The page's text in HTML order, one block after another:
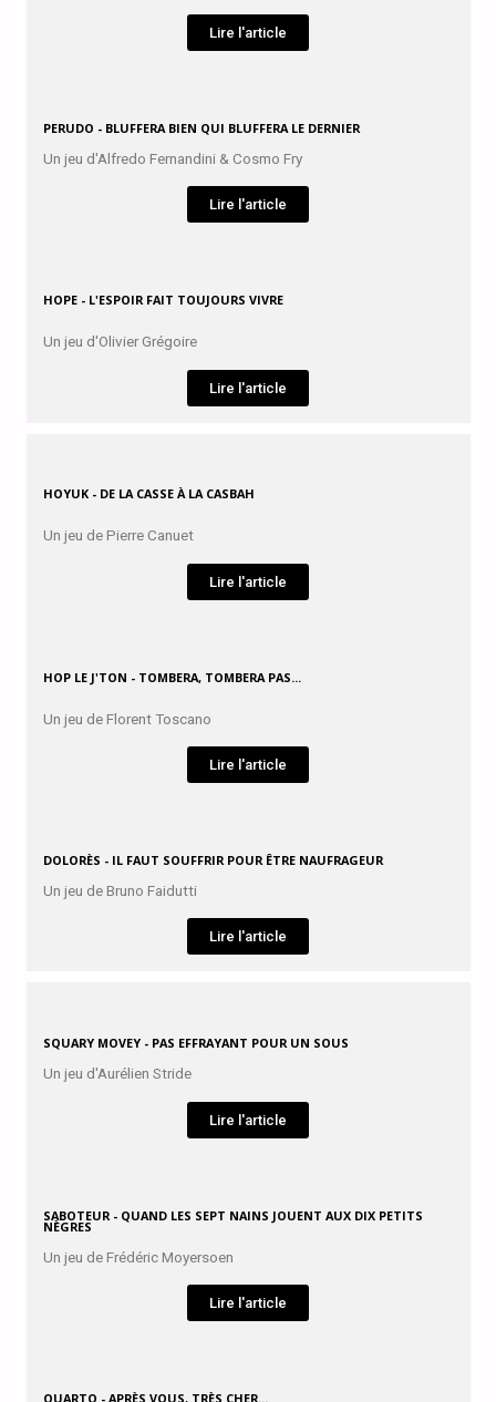
Lire l'article
PERUDO - BLUFFERA BIEN QUI BLUFFERA LE DERNIER
Un jeu d'Alfredo Fernandini & Cosmo Fry
Lire l'article
HOPE - L'ESPOIR FAIT TOUJOURS VIVRE
Un jeu d'Olivier Grégoire
Lire l'article
HOYUK - DE LA CASSE À LA CASBAH
Un jeu de Pierre Canuet
Lire l'article
HOP LE J'TON - TOMBERA, TOMBERA PAS...
Un jeu de Florent Toscano
Lire l'article
DOLORÈS - IL FAUT SOUFFRIR POUR ÊTRE NAUFRAGEUR
Un jeu de Bruno Faidutti
Lire l'article
SQUARY MOVEY - PAS EFFRAYANT POUR UN SOUS
Un jeu d'Aurélien Stride
Lire l'article
SABOTEUR - QUAND LES SEPT NAINS JOUENT AUX DIX PETITS
NÈGRES
Un jeu de Frédéric Moyersoen
Lire l'article
QUARTO - APRÈS VOUS, TRÈS CHER...